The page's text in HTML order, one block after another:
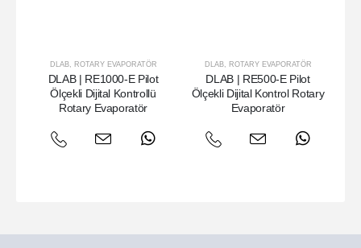
DLAB, ROTARY EVAPORATÖR
DLAB | RE1000-E Pilot
Ölçekli Dijital Kontrollü
Rotary Evaporatör
DLAB, ROTARY EVAPORATÖR
DLAB | RE500-E Pilot
Ölçekli Dijital Kontrol Rotary
Evaporatör